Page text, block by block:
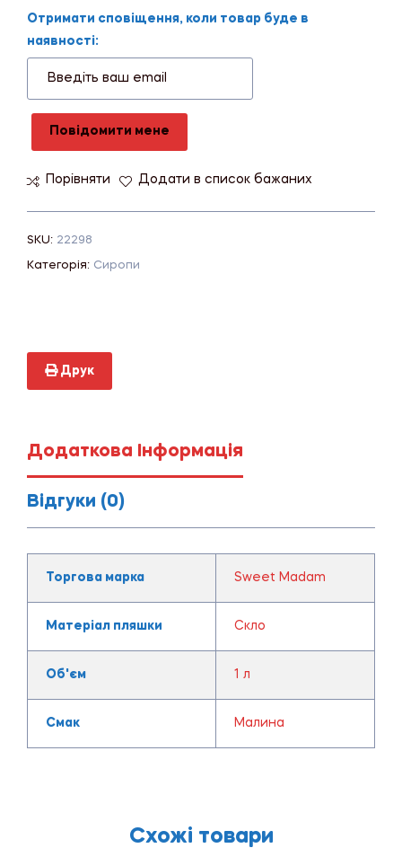
Отримати сповіщення, коли товар буде в
наявності:
Повідомити мене
Порівняти Додати в список бажаних
SKU: 22298
Категорія: Сиропи
Друк
Додаткова Інформація
Відгуки (0)
Торгова марка Sweet Madam
Матеріал пляшки Скло
Об'єм 1 л
Смак Малина
Схожі товари